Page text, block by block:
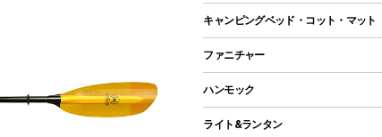
ツールームテント
ワンポールテント
シェルターテント
レクタングラー型（封筒型）シュラ
インナーシュラフ
キャンピングベッド・コット・マット
キャンピングベッド・コット
インフレータブルマット
ファニチャー
アウトドアテーブル
ハンモック
ライト&ランタン